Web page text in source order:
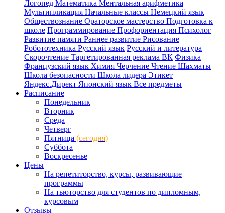
Логопед Математика Ментальная арифметика
Мультипликация Начальные классы Немецкий язык
Обществознание Ораторское мастерство Подготовка к
школе Программирование Профориентация Психолог
Развитие памяти Раннее развитие Рисование
Робототехника Русский язык Русский и литература
Скорочтение Таргетированная реклама ВК Физика
Французский язык Химия Черчение Чтение Шахматы
Школа безопасности Школа лидера Этикет
Яндекс.Директ Японский язык Все предметы
Расписание
Понедельник
Вторник
Среда
Четверг
Пятница (сегодня)
Суббота
Воскресенье
Цены
На репетиторство, курсы, развивающие
программы
На тьюторство для студентов по дипломным,
курсовым
Отзывы